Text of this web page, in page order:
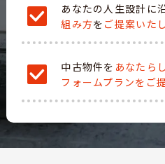
あなたの人生設計に
組み方を ご提案いた
中古物件を あなたら
フォームプランをご